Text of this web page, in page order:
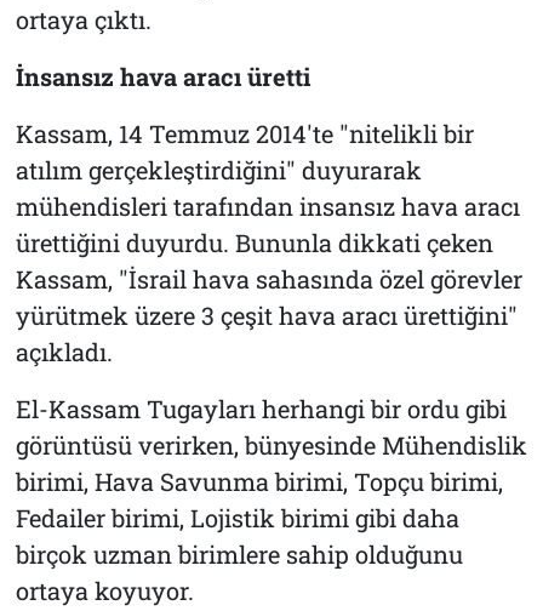
ortaya çıktı.
İnsansız hava aracı üretti
Kassam, 14 Temmuz 2014'te "nitelikli bir
atılım gerçekleştirdiğini" duyurarak
mühendisleri tarafından insansız hava aracı
ürettiğini duyurdu. Bununla dikkati çeken
Kassam, "İsrail hava sahasında özel görevler
yürütmek üzere 3 çeşit hava aracı ürettiğini"
açıkladı.
El-Kassam Tugayları herhangi bir ordu gibi
görüntüsü verirken, bünyesinde Mühendislik
birimi, Hava Savunma birimi, Topçu birimi,
Fedailer birimi, Lojistik birimi gibi daha
birçok uzman birimlere sahip olduğunu
ortaya koyuyor.